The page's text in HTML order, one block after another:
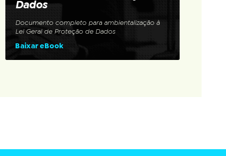
Dados
Documento completo para ambientalização à
Lei Geral de Proteção de Dados
Baixar eBook